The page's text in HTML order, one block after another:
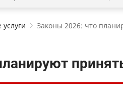
Законы 2026: что